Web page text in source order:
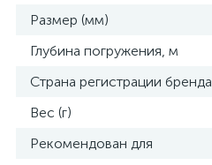
Размер (мм)
Глубина погружения, м
Страна регистрации бренда
Вес (г)
Рекомендован для